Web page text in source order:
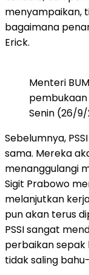
menyampaikan,
bagaimana
Erick.
Menteri
pembukaan
Senin (26/
Sebelumnya,
sama. Mereka
menanggulangi
Sigit Prabowo
melanjutkan
pun akan terus
PSSI sangat
perbaikan sepak
tidak saling